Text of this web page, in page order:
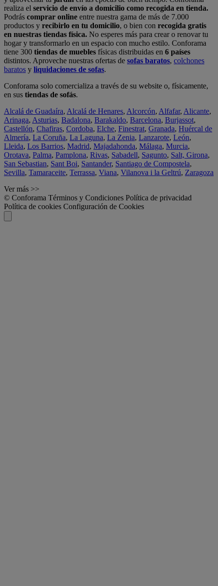
realiza el servicio de envío a domicilio como recogida en tienda.
Podrás comprar online entre nuestra gama de más de 7.000
productos y recibirlo en tu domicilio, o bien con recogida gratis
en nuestras tiendas física. No esperes más para crear o renovar tu
hogar y transformarlo en un espacio con mucho estilo. Conforama
tiene 300 tiendas de muebles físicas distribuidas en 6 países
distintos. Aproveche nuestras ofertas de sofas baratos, colchones
baratos y liquidaciones de sofas.
Conforama solo comercializa a través de su website o, físicamente,
en sus tiendas de sofás.
Alcalá de Guadaíra, Alcalá de Henares, Alcorcón, Alfafar, Alicante,
Arinaga, Asturias, Badalona, Barakaldo, Barcelona, Burjassot,
Castellón, Chafiras, Cordoba, Elche, Finestrat, Granada, Huércal de
Almería, La Coruña, La Laguna, La Zenia, Lanzarote, León,
Lleida, Los Barrios, Madrid, Majadahonda, Málaga, Murcia,
Orotava, Palma, Pamplona, Rivas, Sabadell, Sagunto, Salt, Girona,
San Sebastian, Sant Boi, Santander, Santiago de Compostela,
Sevilla, Tamaraceite, Terrassa, Viana, Vilanova i la Geltrú, Zaragoza
Ver más >>
© Conforama Términos y Condiciones Política de privacidad
Política de cookies Configuración de Cookies